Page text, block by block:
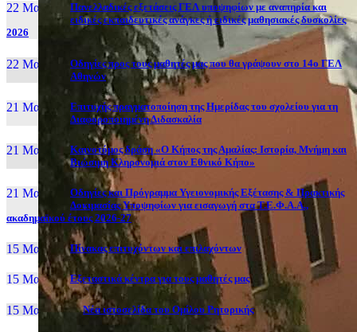
22 Μαι, 26
Πανελλαδικές εξετάσεις ΓΕΛ υποψηφίων με αναπηρία και
ειδικές εκπαιδευτικές ανάγκες ή ειδικές μαθησιακές δυσκολίες
2026
22 Μαι, 26
Οδηγίες προς τους μαθητές μας που θα γράψουν στο 14ο ΓΕΛ
Αθηνών
21 Μαι, 26
Επιτυχής πραγματοποίηση της Ημερίδας του σχολείου για τη
Διαφοροποιημένη Διδασκαλία
21 Μαι, 26
Καινοτόμος δράση «Ο Κήπος της Αμαλίας: Ιστορία, Μνήμη και
Βιώσιμη Κληρονομιά στον Εθνικό Κήπο»
21 Μαι, 26
Οδηγίες και Πρόγραμμα Υγειονομικής Εξέτασης & Πρακτικής
Δοκιμασίας Υποψηφίων για εισαγωγή στα Τ.Ε.Φ.Α.Α.,
ακαδημαϊκού έτους 2026-27
15 Μαι, 26 Πίνακας επιτυχόντων και επιλαχόντων
15 Μαι, 26 Εξεταστικά κέντρα για τους μαθητές μας
15 Μαι, 2026 Νέα ιστοσελίδα του Ομίλου Ρητορικής